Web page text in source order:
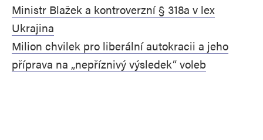
Ministr Blažek a kontroverzní § 318a v lex
Ukrajina
Milion chvilek pro liberální autokracii a jeho
příprava na „nepříznivý výsledek“ voleb